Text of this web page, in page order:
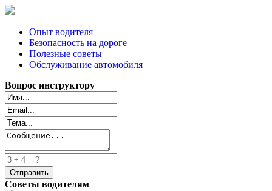
Опыт водителя
Безопасность на дороге
Полезные советы
Обслуживание автомобиля
Вопрос инструктору
Советы водителям